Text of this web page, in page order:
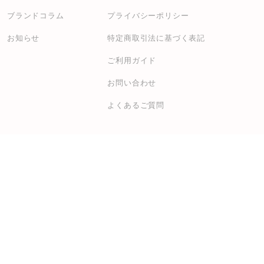
ブランドコラム
お知らせ
プライバシーポリシー
特定商取引法に基づく表記
ご利用ガイド
お問い合わせ
よくあるご質問